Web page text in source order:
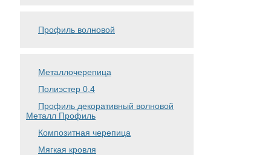
Профиль волновой
Металлочерепица
Полиэстер 0,4
Профиль декоративный волновой
Металл Профиль
Композитная черепица
Мягкая кровля